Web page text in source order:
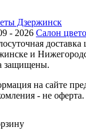
- 2026 Салон
доставка
и
защищены.
на сайте
- не оферта.